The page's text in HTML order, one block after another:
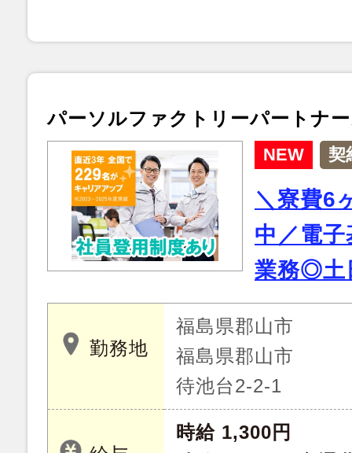
パーソルファクトリーパートナ
NEW 契
＼寮費6
中／電
業務◎土
勤務地
福島県郡山市
福島県郡山市
待池台2-2-1
時給 1,300円